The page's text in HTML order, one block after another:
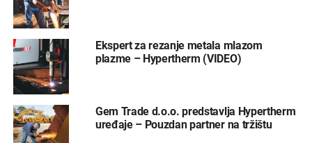
Ekspert za rezanje metala mlazom
plazme – Hypertherm (VIDEO)
Gem Trade d.o.o. predstavlja Hypertherm
uređaje – Pouzdan partner na tržištu